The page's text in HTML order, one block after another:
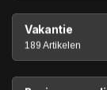
Vakantie
189 Artikelen